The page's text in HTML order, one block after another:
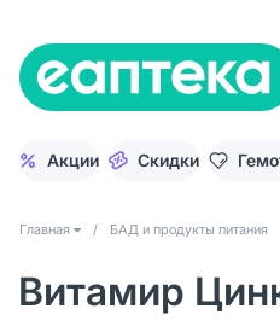
Акции Скидки
Главная / БАД и продукты питания
Витамир